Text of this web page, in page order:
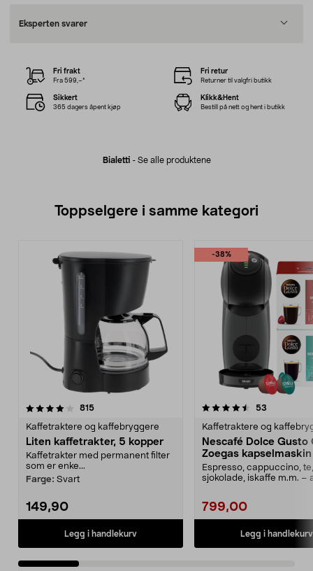
Eksperten svarer
Bialetti- Se alle produktene
Fri frakt
Fra 599,–*
Fri retur
Returner til valgfri butikk
Sikkert
365 dagers åpent kjøp
Klikk&Hent
Bestill på nett og hent i butikk
Toppselgere i samme kategori
815anmeldelser
Kaffetraktere og kaffebryggere
Liten kaffetrakter, 5 kopper
Kaffetrakter med permanent filter
som er enke...
Farge: Svart
149,90
Legg i handlekurv
-38%
4.5 av 5 stjerner 53
Kaffetraktere og
Nescafé Dolce Gusto
Zoegas kapselmaskin
Espresso, cappuccino,
sjokolade, iskaffe m.m. –
799,00
Legg i handlekurv
4.5 av 5 stjerner